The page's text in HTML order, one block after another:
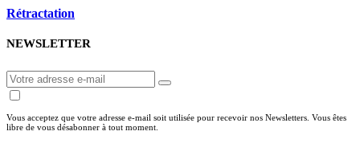
Rétractation
NEWSLETTER
Vous acceptez que votre adresse e-mail soit utilisée pour recevoir nos Newsletters. Vous êtes
libre de vous désabonner à tout moment.